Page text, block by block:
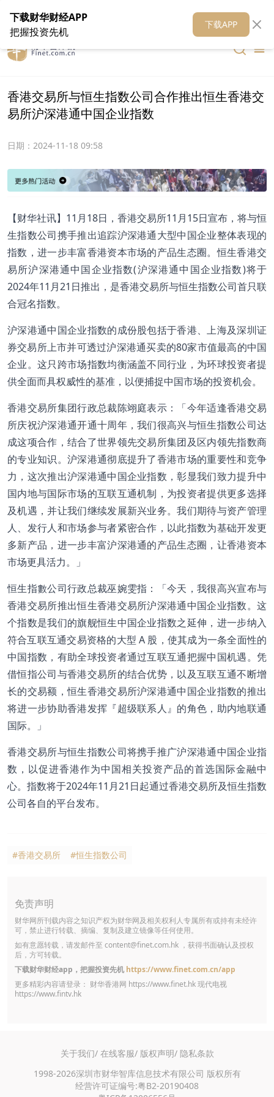
在线客服 关于我们 财华媒体矩阵 财华智库
香港交易所与恒生指数公司合作推出恒生香港交
易所沪深港通中国企业指数
日期： 2024-11-18 09:58
【财华社讯】11月18日，香港交易所11月15日宣布，将与恒
生指数公司携手推出追踪沪深港通⼤型中国企业整体表现的
指数，进一步丰富香港资本市场的产品生态圈。恒生香港交
易所沪深港通中国企业指数(沪深港通中国企业指数)将于
2024年11月21日推出，是香港交易所与恒生指数公司首只联
合冠名指数。
沪深港通中国企业指数的成份股包括于香港、上海及深圳证
券交易所上市并可透过沪深港通买卖的80家市值最高的中国
企业。这只跨市场指数均衡涵盖不同行业，为环球投资者提
供全面而具权威性的基准，以便捕捉中国市场的投资机会。
香港交易所集团行政总裁陈翊庭表示：「今年适逢香港交易
所庆祝沪深港通开通十周年，我们很高兴与恒生指数公司达
成这项合作，结合了世界领先交易所集团及区内领先指数商
的专业知识。沪深港通彻底提升了香港市场的重要性和竞争
力，这次推出沪深港通中国企业指数，彰显我们致力提升中
国内地与国际市场的互联互通机制，为投资者提供更多选择
及机遇，并让我们继续发展新兴业务。我们期待与资产管理
人、发行人和市场参与者紧密合作，以此指数为基础开发更
多新产品，进一步丰富沪深港通的产品生态圈，让香港资本
市场更具活力。」
恒生指數公司行政总裁巫婉雯指：「今天，我很高兴宣布与
香港交易所推出恒生香港交易所沪深港通中国企业指数。这
个指数是我们的旗舰恒生中国企业指数之延伸，进一步纳入
符合互联互通交易资格的大型 A 股，使其成为一条全面性的
中国指数，有助全球投资者通过互联互通把握中国机遇。凭
借恒指公司与香港交易所的结合优势，以及互联互通不断增
长的交易额，恒生香港交易所沪深港通中国企业指数的推出
将进一步协助香港发挥『超级联系人』的角色，助内地联通
国际。」
香港交易所与恒生指数公司将携手推广沪深港通中国企业指
数，以促进香港作为中国相关投资产品的首选国际金融中
心。指数将于2024年11月21日起通过香港交易所及恒生指数
公司各自的平台发布。
#香港交易所 #恒生指数公司
免责声明
财华网所刊载内容之知识产权为财华网及相关权利人专属所有或持有未经许
可，禁止进行转载、摘编、复制及建立镜像等任何使用。
如有意愿转载，请发邮件至 content@finet.com.hk ，获得书面确认及授权
后，方可转载。
下载财华财经app，把握投资先机 https://www.finet.com.cn/app
更多精彩内容请登录： 财华香港网 https://www.finet.hk现代电视
https://www.fintv.hk
关于我们/ 在线客服/ 版权声明/ 隐私条款
1998-2026深圳市财华智库信息技术有限公司 版权所有
经营许可证编号:粤B2-20190408
下载财华财经APP
把握投资先机
下载APP